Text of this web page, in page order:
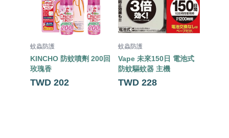
蚊蟲防護
KINCHO 防蚊噴劑 200回
玫瑰香
TWD 202
蚊蟲防護
Vape 未來150日 電池式
防蚊驅蚊器 主機
TWD 228